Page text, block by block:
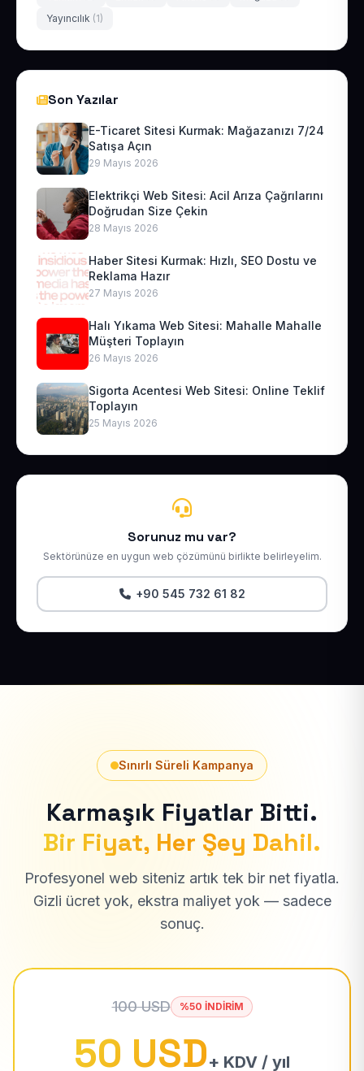
Yayıncılık (1)
Son Yazılar
E-Ticaret Sitesi Kurmak: Mağazanızı 7/24
Satışa Açın
29 Mayıs 2026
Elektrikçi Web Sitesi: Acil Arıza Çağrılarını
Doğrudan Size Çekin
28 Mayıs 2026
Haber Sitesi Kurmak: Hızlı, SEO Dostu ve
Reklama Hazır
27 Mayıs 2026
Halı Yıkama Web Sitesi: Mahalle Mahalle
Müşteri Toplayın
26 Mayıs 2026
Sigorta Acentesi Web Sitesi: Online Teklif
Toplayın
25 Mayıs 2026
Sorunuz mu var?
Sektörünüze en uygun web çözümünü birlikte belirleyelim.
+90 545 732 61 82
Sınırlı Süreli Kampanya
Karmaşık Fiyatlar Bitti.
Bir Fiyat, Her Şey Dahil.
Profesyonel web siteniz artık tek bir net fiyatla.
Gizli ücret yok, ekstra maliyet yok — sadece
sonuç.
100 USD %50 İNDİRİM
50 USD+ KDV / yıl